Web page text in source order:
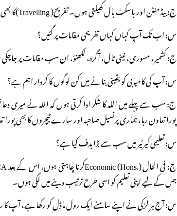
ج: بیڈمنٹن اور باسکٹ بال کھیلتی ہوں۔ تفریح( Travelling)کا بھی شوق ہے۔
س: اب تک آپ کہاں کہاں تفریحی مقامات پر گئیں؟
ج: کشمیر، مسوری، نینی تال، آگرہ، لکھنؤ، ان سب مقامات پر
س: آپ کی کامیابی کو یقینی بنانے میں کن لوگوں کا کردار اہم ہے؟
ج: سب سے پہلے میں اللہ کا شکر ادا کرتی ہوں کہ اللہ نے میری
پورا تعاون رہا، ہماری پرنسپل صاحبہ اور سارے ٹیچروں کا بھی
س: تعلیمی کیرئیر میں سب سے بڑا ہدف کیا ہے؟
جس کے لیے اپنی تعلیم کو اسی طرح ترتیب دینے میں لگی ہوں۔
س: آج ہر لڑکی نے اپنے سامنے ایک رول ماڈل کو رکھا ہے، آپ